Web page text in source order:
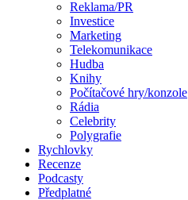
Reklama/PR
Investice
Marketing
Telekomunikace
Hudba
Knihy
Počítačové hry/konzole
Rádia
Celebrity
Polygrafie
Rychlovky
Recenze
Podcasty
Předplatné